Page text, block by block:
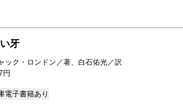
牙
ック・ロンドン／著、白石佑光／訳
円
電子書籍あり